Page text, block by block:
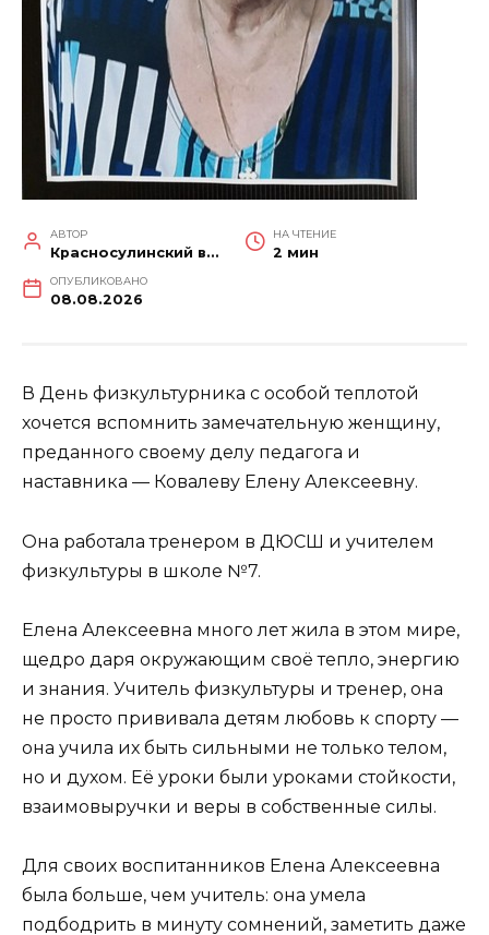
АВТОР
Красносулинский вестник
НА ЧТЕНИЕ
2 мин
ОПУБЛИКОВАНО
08.08.2026
В День физкультурника с особой теплотой
хочется вспомнить замечательную женщину,
преданного своему делу педагога и
наставника — Ковалеву Елену Алексеевну.
Она работала тренером в ДЮСШ и учителем
физкультуры в школе №7.
Елена Алексеевна много лет жила в этом мире,
щедро даря окружающим своё тепло, энергию
и знания. Учитель физкультуры и тренер, она
не просто прививала детям любовь к спорту —
она учила их быть сильными не только телом,
но и духом. Её уроки были уроками стойкости,
взаимовыручки и веры в собственные силы.
Для своих воспитанников Елена Алексеевна
была больше, чем учитель: она умела
подбодрить в минуту сомнений, заметить даже